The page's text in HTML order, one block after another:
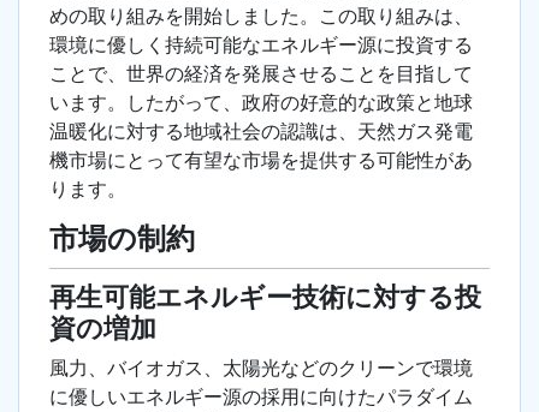
めの取り組みを開始しました。この取り組みは、
環境に優しく持続可能なエネルギー源に投資する
ことで、世界の経済を発展させることを目指して
います。したがって、政府の好意的な政策と地球
温暖化に対する地域社会の認識は、天然ガス発電
機市場にとって有望な市場を提供する可能性があ
ります。
市場の制約
再生可能エネルギー技術に対する投
資の増加
風力、バイオガス、太陽光などのクリーンで環境
に優しいエネルギー源の採用に向けたパラダイム